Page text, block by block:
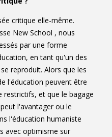
critique elle-même.
New School , nous
par une forme
en tant qu'un des
reproduit. Alors que les
l'éducation peuvent être
et que le bagage
l'avantager ou le
l'éducation humaniste
avec optimisme sur